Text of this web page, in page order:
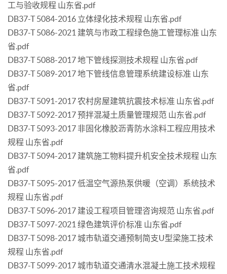
工与验收规程 山东省.pdf
DB37-T 5084-2016 立体绿化技术规程 山东省.pdf
DB37-T 5086-2021 建筑与市政工程绿色施工管理标准 山东
省.pdf
DB37-T 5088-2017 地下管线探测技术规程 山东省.pdf
DB37-T 5089-2017 地下管线信息管理系统建设标准 山东
省.pdf
DB37-T 5091-2017 农村房屋建筑抗震技术标准 山东省.pdf
DB37-T 5092-2017 预拌混凝土质量管理规范 山东省.pdf
DB37-T 5093-2017 非固化橡胶沥青防水涂料工程应用技术
规程 山东省.pdf
DB37-T 5094-2017 建筑施工物料提升机安全技术规程 山东
省.pdf
DB37-T 5095-2017 低温空气源热泵供暖（空调）系统技术
规程 山东省.pdf
DB37-T 5096-2017 建设工程项目管理咨询规范 山东省.pdf
DB37-T 5097-2021 绿色建筑评价标准 山东省.pdf
DB37-T 5098-2017 城市轨道交通预制简支U型梁施工技术
规程 山东省.pdf
DB37-T 5099-2017 城市轨道交通清水混凝土施工技术规程